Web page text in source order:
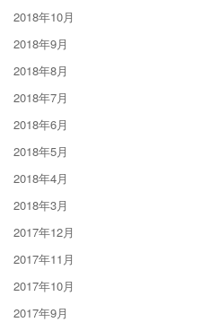
2018年10月
2018年9月
2018年8月
2018年7月
2018年6月
2018年5月
2018年4月
2018年3月
2017年12月
2017年11月
2017年10月
2017年9月